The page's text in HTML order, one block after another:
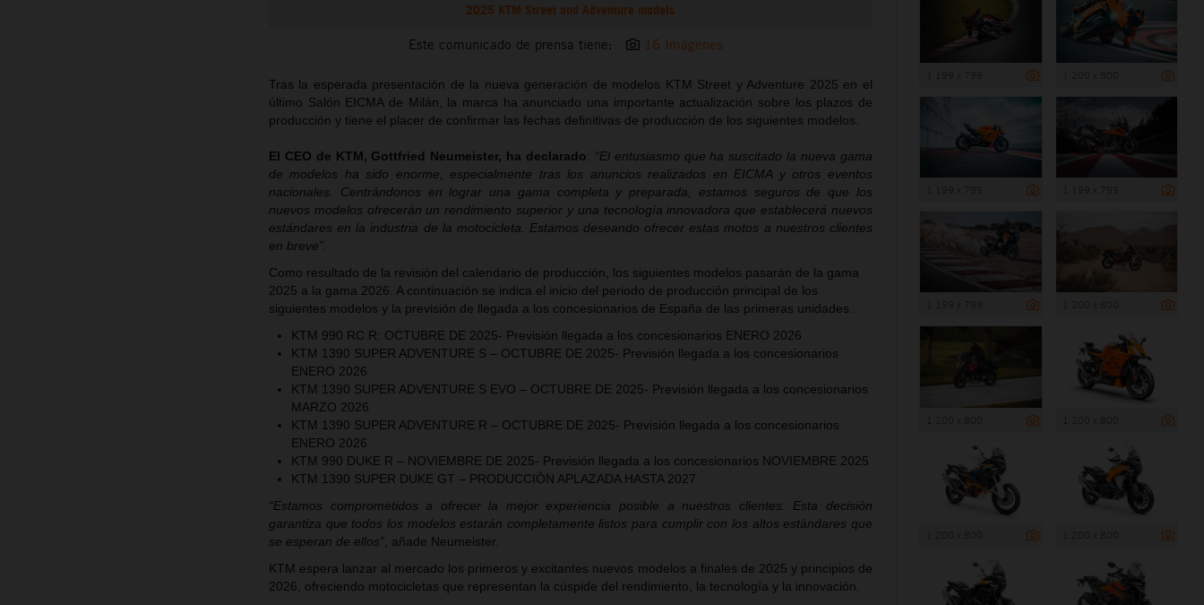
2025 KTM Street and Adventure models
Este comunicado de prensa tiene: 16 Imágenes
Tras la esperada presentación de la nueva generación de modelos KTM Street y Adventure 2025 en el
último Salón EICMA de Milán, la marca ha anunciado una importante actualización sobre los plazos de
producción y tiene el placer de confirmar las fechas definitivas de producción de los siguientes modelos.
El CEO de KTM, Gottfried Neumeister, ha declarado: “El entusiasmo que ha suscitado la nueva gama
de modelos ha sido enorme, especialmente tras los anuncios realizados en EICMA y otros eventos
nacionales. Centrándonos en lograr una gama completa y preparada, estamos seguros de que los
nuevos modelos ofrecerán un rendimiento superior y una tecnología innovadora que establecerá nuevos
estándares en la industria de la motocicleta. Estamos deseando ofrecer estas motos a nuestros clientes
en breve”.
Como resultado de la revisión del calendario de producción, los siguientes modelos pasarán de la gama
2025 a la gama 2026. A continuación se indica el inicio del periodo de producción principal de los
siguientes modelos y la previsión de llegada a los concesionarios de España de las primeras unidades.
KTM 990 RC R: OCTUBRE DE 2025- Previsión llegada a los concesionarios ENERO 2026
KTM 1390 SUPER ADVENTURE S – OCTUBRE DE 2025- Previsión llegada a los concesionarios
ENERO 2026
KTM 1390 SUPER ADVENTURE S EVO – OCTUBRE DE 2025- Previsión llegada a los concesionarios
MARZO 2026
KTM 1390 SUPER ADVENTURE R – OCTUBRE DE 2025- Previsión llegada a los concesionarios
ENERO 2026
KTM 990 DUKE R – NOVIEMBRE DE 2025- Previsión llegada a los concesionarios NOVIEMBRE 2025
KTM 1390 SUPER DUKE GT – PRODUCCIÓN APLAZADA HASTA 2027
“Estamos comprometidos a ofrecer la mejor experiencia posible a nuestros clientes. Esta decisión
garantiza que todos los modelos estarán completamente listos para cumplir con los altos estándares que
se esperan de ellos”, añade Neumeister.
KTM espera lanzar al mercado los primeros y excitantes nuevos modelos a finales de 2025 y principios de
2026, ofreciendo motocicletas que representan la cúspide del rendimiento, la tecnología y la innovación.